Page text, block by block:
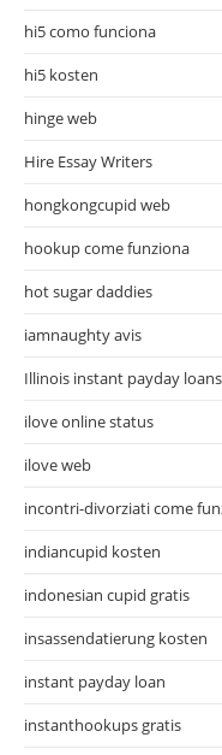
hi5 como funciona
hi5 kosten
hinge web
Hire Essay Writers
hongkongcupid web
hookup come funziona
hot sugar daddies
iamnaughty avis
Illinois instant payday loans
ilove online status
ilove web
incontri-divorziati come
indiancupid kosten
indonesian cupid gratis
insassendatierung kosten
instant payday loan
instanthookups gratis